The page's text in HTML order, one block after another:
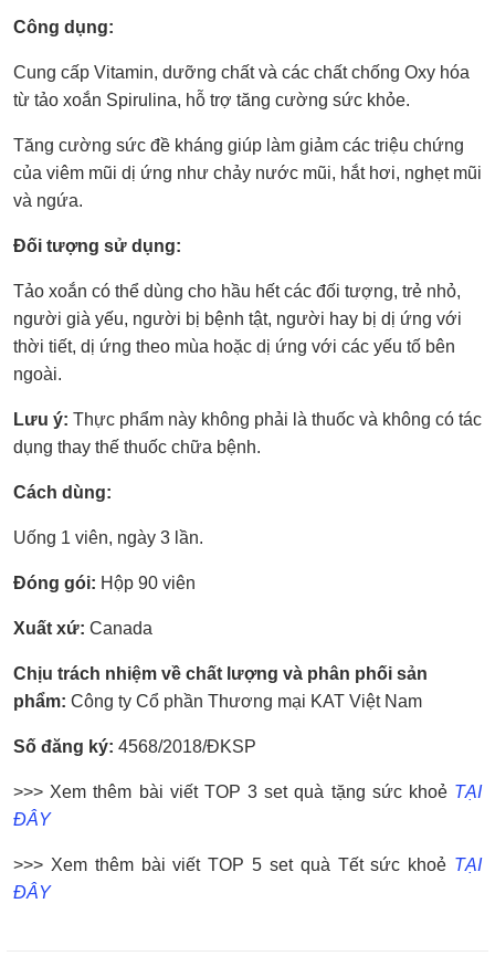
Công dụng:
Cung cấp Vitamin, dưỡng chất và các chất chống Oxy hóa
từ tảo xoắn Spirulina, hỗ trợ tăng cường sức khỏe.
Tăng cường sức đề kháng giúp làm giảm các triệu chứng
của viêm mũi dị ứng như chảy nước mũi, hắt hơi, nghẹt mũi
và ngứa.
Đối tượng sử dụng:
Tảo xoắn có thể dùng cho hầu hết các đối tượng, trẻ nhỏ,
người già yếu, người bị bệnh tật, người hay bị dị ứng với
thời tiết, dị ứng theo mùa hoặc dị ứng với các yếu tố bên
ngoài.
Lưu ý: Thực phẩm này không phải là thuốc và không có tác
dụng thay thế thuốc chữa bệnh.
Cách dùng:
Uống 1 viên, ngày 3 lần.
Đóng gói: Hộp 90 viên
Xuất xứ: Canada
Chịu trách nhiệm về chất lượng và phân phối sản
phẩm: Công ty Cổ phần Thương mại KAT Việt Nam
Số đăng ký: 4568/2018/ĐKSP
>>> Xem thêm bài viết TOP 3 set quà tặng sức khoẻ TẠI
ĐÂY
>>> Xem thêm bài viết TOP 5 set quà Tết sức khoẻ TẠI
ĐÂY